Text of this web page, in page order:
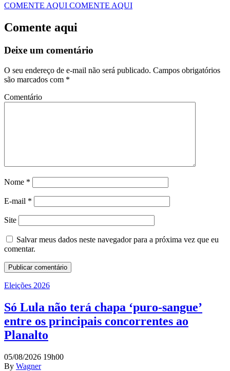
COMENTE AQUI COMENTE AQUI
Comente aqui
Deixe um comentário
O seu endereço de e-mail não será publicado. Campos obrigatórios
são marcados com *
Comentário
Nome *
E-mail *
Site
Salvar meus dados neste navegador para a próxima vez que eu
comentar.
Eleições 2026
Só Lula não terá chapa ‘puro-sangue’
entre os principais concorrentes ao
Planalto
05/08/2026 19h00
By Wagner